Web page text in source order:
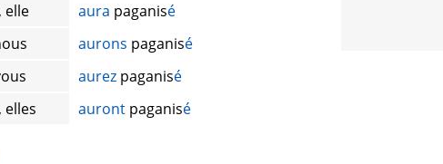
elle
aura paganisé
aurons paganisé
aurez paganisé
elles
auront paganisé